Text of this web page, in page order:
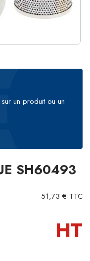
un produit ou un
SH60493
51,73 € TTC
HT